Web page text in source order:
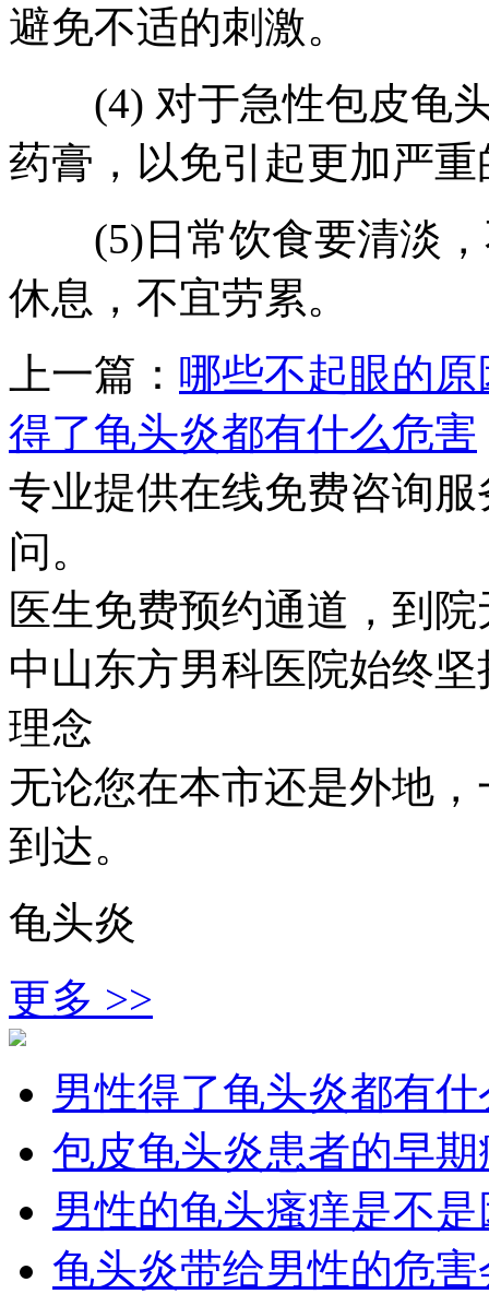
避免不适的刺激。
(4) 对于急性包皮龟头
药膏，以免引起更加严
(5)日常饮食要清淡，
休息，不宜劳累。
上一篇： 哪些不起眼的
得了龟头炎都有什么危害
专业提供在线免费咨询
问。
医生免费预约通道，到
中山东方男科医院始终
理念
无论您在本市还是外地
到达。
龟头炎
更多 >>
男性得了龟头炎都有
包皮龟头炎患者的早
男性的龟头瘙痒是不
龟头炎带给男性的危